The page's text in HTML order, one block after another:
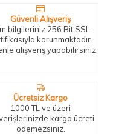
Güvenli Alışveriş
bilgileriniz 256 Bit SSL
korunmaktadır.
alışveriş yapabilirsiniz.
Ücretsiz Kargo
1000 TL ve üzeri
kargo ücreti
ödemezsiniz.